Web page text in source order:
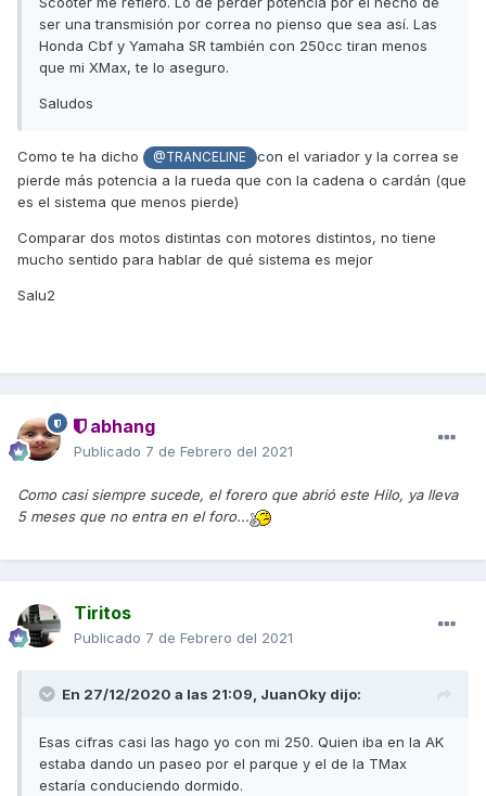
ser una transmisión por correa no pienso que sea así. Las
Honda Cbf y Yamaha SR también con 250cc tiran menos
que mi XMax, te lo aseguro.
Saludos
Como te ha dicho @TRANCELINE
con el variador y la correa se
pierde más potencia a la rueda que con la cadena o cardán (que
es el sistema que menos pierde)
Comparar dos motos distintas con motores distintos, no tiene
mucho sentido para hablar de qué sistema es mejor
Salu2
abhang
Publicado 7 de Febrero del 2021
Como casi siempre sucede, el forero que abrió este Hilo, ya lleva
5 meses que no entra en el foro...
Tiritos
Publicado 7 de Febrero del 2021
En 27/12/2020 a las 21:09, JuanOky dijo:
Esas cifras casi las hago yo con mi 250. Quien iba en la AK
estaba dando un paseo por el parque y el de la TMax
estaría conduciendo dormido.